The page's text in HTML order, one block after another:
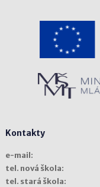
Kontakty
e-mail:
tel. nová škola:
tel. stará škola: